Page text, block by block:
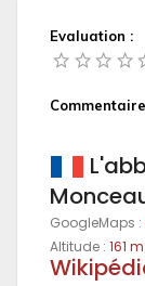
Evaluation :
GoogleMaps :
Altitude : 161 m.